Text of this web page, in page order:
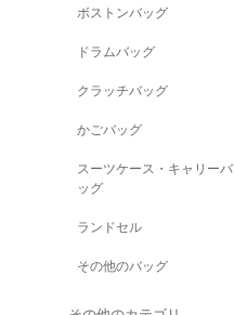
ボストンバッグ
ドラムバッグ
クラッチバッグ
かごバッグ
スーツケース・キャリーバ
ッグ
ランドセル
その他のバッグ